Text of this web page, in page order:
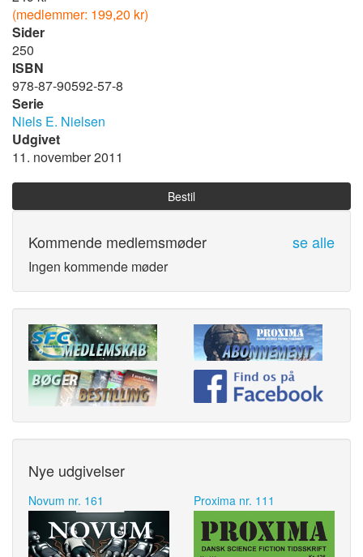
(medlemmer: 199,20 kr)
Sider
250
ISBN
978-87-90592-57-8
Serie
Niels E. Nielsen
Udgivet
11. november 2011
Bestil
Kommende medlemsmøder se alle
Ingen kommende møder
Nye udgivelser
Novum nr. 161 Proxima nr. 111